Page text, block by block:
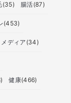
(35) 腸活(87)
(453)
メディア (34)
健康(466)